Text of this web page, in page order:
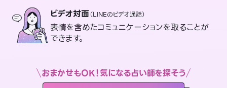
ビデオ対面（LINEのビデオ通話）
表情を含めたコミュニケーションを取ることが
できます。
おまかせもOK！気になる占い師を探そう